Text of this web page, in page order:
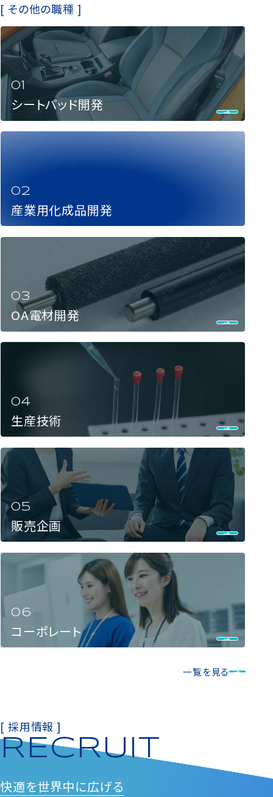
[ その他の職種 ]
シートパッド開発
産業用化成品開発
OA電材開発
生産技術
販売企画
コーポレート
一覧を見る
[ 採用情報 ]
RECRUIT
快適を世界中に広げる